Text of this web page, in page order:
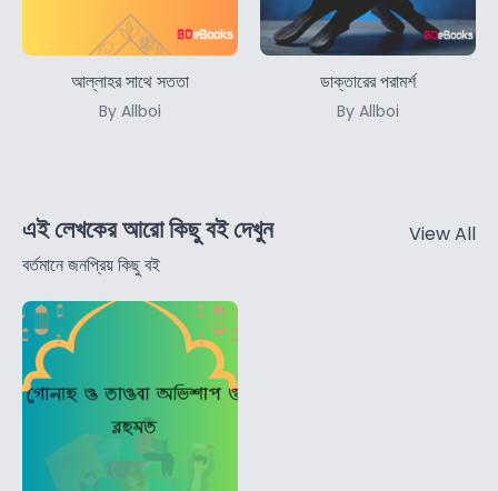
আল্লাহর সাথে সততা
By Allboi
ডাক্তারের পরামর্শ
By Allboi
এই লেখকের আরো কিছু বই দেখুন
বর্তমানে জনপ্রিয় কিছু বই
View All